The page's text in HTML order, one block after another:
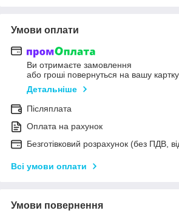
Умови оплати
Ви отримаєте замовлення
або гроші повернуться на вашу картку
Детальніше
Післяплата
Оплата на рахунок
Безготівковий розрахунок (без ПДВ,
Всі умови оплати
Умови повернення